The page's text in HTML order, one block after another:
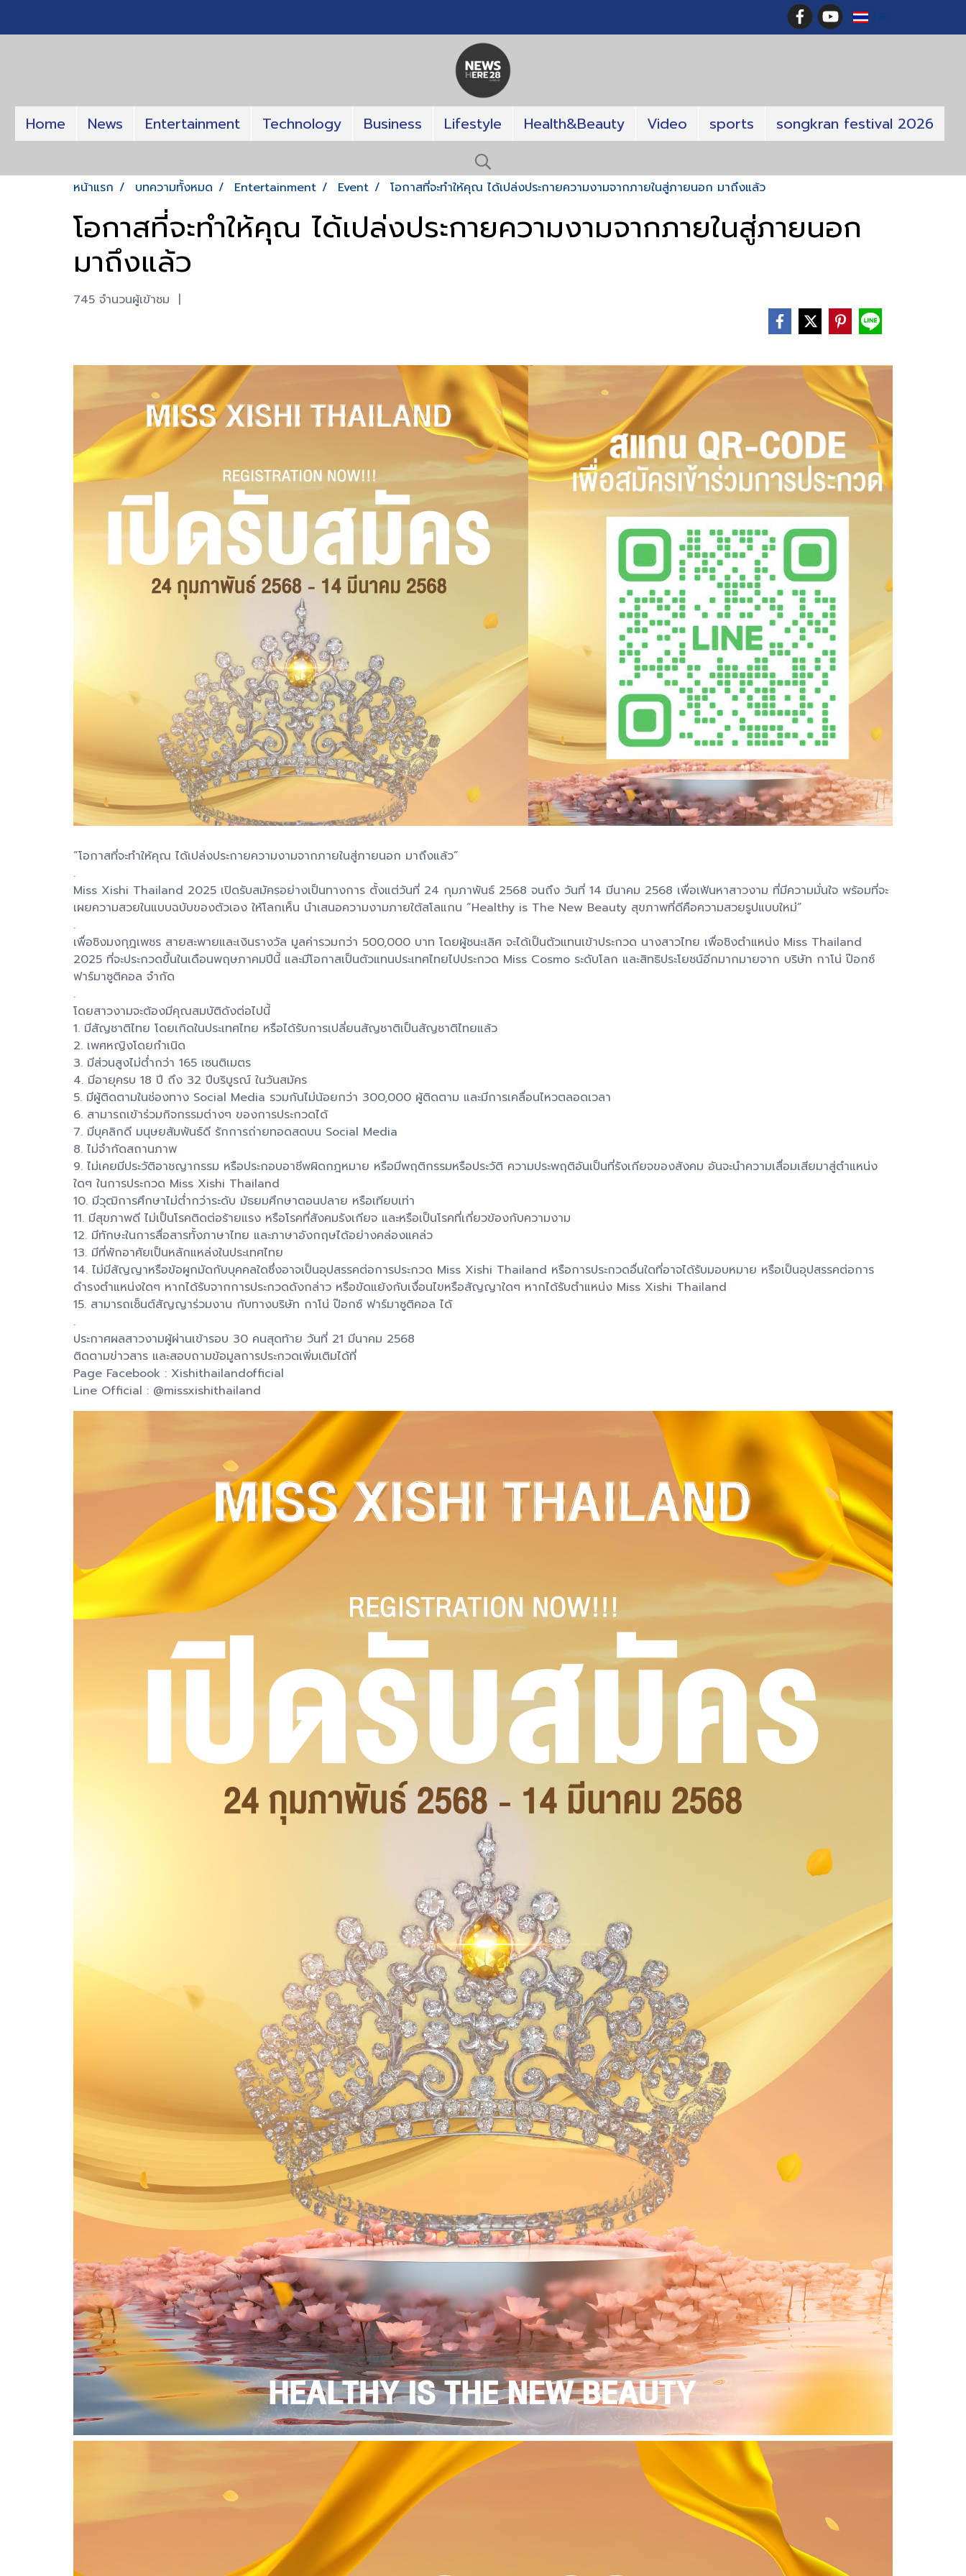
TH
Home News Entertainment Technology Business Lifestyle Health&Beauty Video sports songkran festival 2026
หน้าแรก บทความทั้งหมด Entertainment Event โอกาสที่จะทำให้คุณ ได้เปล่งประกายความงามจากภายในสู่ภายนอก มาถึงแล้ว
โอกาสที่จะทำให้คุณ ได้เปล่งประกายความงามจากภายในสู่ภายนอก
มาถึงแล้ว
745 จำนวนผู้เข้าชม |
“โอกาสที่จะทำให้คุณ ได้เปล่งประกายความงามจากภายในสู่ภายนอก มาถึงแล้ว”
.
Miss Xishi Thailand 2025 เปิดรับสมัครอย่างเป็นทางการ ตั้งแต่วันที่ 24 กุมภาพันธ์ 2568 จนถึง วันที่ 14 มีนาคม 2568 เพื่อเฟ้นหาสาวงาม ที่มีความมั่นใจ พร้อมที่จะ
เผยความสวยในแบบฉบับของตัวเอง ให้โลกเห็น นำเสนอความงามภายใต้สโลแกน “Healthy is The New Beauty สุขภาพที่ดีคือความสวยรูปแบบใหม่”
.
เพื่อชิงมงกุฎเพชร สายสะพายและเงินรางวัล มูลค่ารวมกว่า 500,000 บาท โดยผู้ชนะเลิศ จะได้เป็นตัวแทนเข้าประกวด นางสาวไทย เพื่อชิงตำแหน่ง Miss Thailand
2025 ที่จะประกวดขึ้นในเดือนพฤษภาคมปีนี้ และมีโอกาสเป็นตัวแทนประเทศไทยไปประกวด Miss Cosmo ระดับโลก และสิทธิประโยชน์อีกมากมายจาก บริษัท กาโน่ ป๊อกซ์
ฟาร์มาซูติคอล จำกัด
.
โดยสาวงามจะต้องมีคุณสมบัติดังต่อไปนี้
1. มีสัญชาติไทย โดยเกิดในประเทศไทย หรือได้รับการเปลี่ยนสัญชาติเป็นสัญชาติไทยแล้ว
2. เพศหญิงโดยกำเนิด
3. มีส่วนสูงไม่ต่ำกว่า 165 เซนติเมตร
4. มีอายุครบ 18 ปี ถึง 32 ปีบริบูรณ์ ในวันสมัคร
5. มีผู้ติดตามในช่องทาง Social Media รวมกันไม่น้อยกว่า 300,000 ผู้ติดตาม และมีการเคลื่อนไหวตลอดเวลา
6. สามารถเข้าร่วมกิจกรรมต่างๆ ของการประกวดได้
7. มีบุคลิกดี มนุษยสัมพันธ์ดี รักการถ่ายทอดสดบน Social Media
8. ไม่จำกัดสถานภาพ
9. ไม่เคยมีประวัติอาชญากรรม หรือประกอบอาชีพผิดกฎหมาย หรือมีพฤติกรรมหรือประวัติ ความประพฤติอันเป็นที่รังเกียจของสังคม อันจะนำความเสื่อมเสียมาสู่ตำแหน่ง
ใดๆ ในการประกวด Miss Xishi Thailand
10. มีวุฒิการศึกษาไม่ต่ำกว่าระดับ มัธยมศึกษาตอนปลาย หรือเทียบเท่า
11. มีสุขภาพดี ไม่เป็นโรคติดต่อร้ายแรง หรือโรคที่สังคมรังเกียจ และหรือเป็นโรคที่เกี่ยวข้องกับความงาม
12. มีทักษะในการสื่อสารทั้งภาษาไทย และภาษาอังกฤษได้อย่างคล่องแคล่ว
13. มีที่พักอาศัยเป็นหลักแหล่งในประเทศไทย
14. ไม่มีสัญญาหรือข้อผูกมัดกับบุคคลใดซึ่งอาจเป็นอุปสรรคต่อการประกวด Miss Xishi Thailand หรือการประกวดอื่นใดที่อาจได้รับมอบหมาย หรือเป็นอุปสรรคต่อการ
ดำรงตำแหน่งใดๆ หากได้รับจากการประกวดดังกล่าว หรือขัดแย้งกับเงื่อนไขหรือสัญญาใดๆ หากได้รับตำแหน่ง Miss Xishi Thailand
15. สามารถเซ็นต์สัญญาร่วมงาน กับทางบริษัท กาโน่ ป๊อกซ์ ฟาร์มาซูติคอล ได้
.
ประกาศผลสาวงามผู้ผ่านเข้ารอบ 30 คนสุดท้าย วันที่ 21 มีนาคม 2568
ติดตามข่าวสาร และสอบถามข้อมูลการประกวดเพิ่มเติมได้ที่
Page Facebook : Xishithailandofficial
Line Official : @missxishithailand